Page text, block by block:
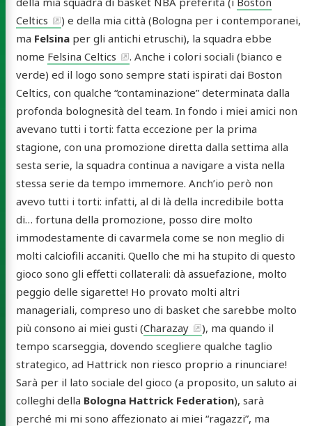
Celtics
) e della mia città (Bologna per i contemporanei,
ma Felsinaper gli antichi etruschi), la squadra ebbe
nome Felsina Celtics
. Anche i colori sociali (bianco e
verde) ed il logo sono sempre stati ispirati dai Boston
Celtics, con qualche “contaminazione” determinata dalla
profonda bolognesità del team. In fondo i miei amici non
avevano tutti i torti: fatta eccezione per la prima
stagione, con una promozione diretta dalla settima alla
sesta serie, la squadra continua a navigare a vista nella
stessa serie da tempo immemore. Anch’io però non
avevo tutti i torti: infatti, al di là della incredibile botta
di… fortuna della promozione, posso dire molto
immodestamente di cavarmela come se non meglio di
molti calciofili accaniti. Quello che mi ha stupito di questo
gioco sono gli effetti collaterali: dà assuefazione, molto
peggio delle sigarette! Ho provato molti altri
manageriali, compreso uno di basket che sarebbe molto
più consono ai miei gusti (Charazay
), ma quando il
tempo scarseggia, dovendo scegliere qualche taglio
strategico, ad Hattrick non riesco proprio a rinunciare!
Sarà per il lato sociale del gioco (a proposito, un saluto ai
colleghi della Bologna Hattrick Federation), sarà
perché mi mi sono affezionato ai miei “ragazzi”, ma
Lolli